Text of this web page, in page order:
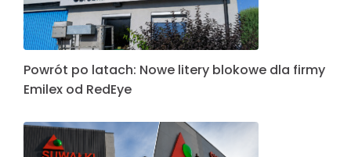
Powrót po latach: Nowe litery blokowe dla firmy
Emilex od RedEye